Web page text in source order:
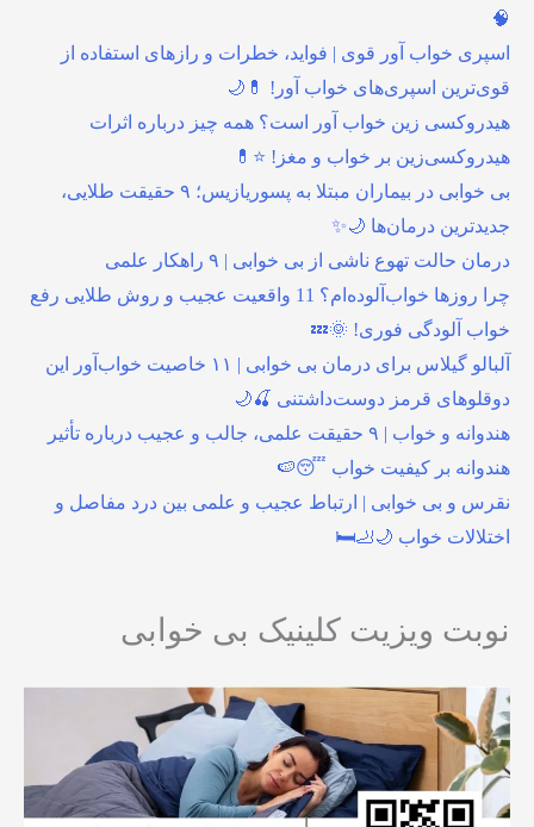
🧠
اسپری خواب آور قوی | فواید، خطرات و رازهای استفاده از
قوی‌ترین اسپری‌های خواب آور! 💊🌙
هیدروکسی زین خواب آور است؟ همه چیز درباره اثرات
هیدروکسی‌زین بر خواب و مغز! ⭐💊
بی خوابی در بیماران مبتلا به پسوریازیس؛ ۹ حقیقت طلایی،
جدیدترین درمان‌ها 🌙✨
درمان حالت تهوع ناشی از بی خوابی | ۹ راهکار علمی
چرا روزها خواب‌آلوده‌ام؟ 11 واقعیت عجیب و روش طلایی رفع
خواب آلودگی فوری! 🌞💤
آلبالو گیلاس برای درمان بی خوابی | ۱۱ خاصیت خواب‌آور این
دوقلوهای قرمز دوست‌داشتنی 🍒🌙
هندوانه و خواب | ۹ حقیقت علمی، جالب و عجیب درباره تأثیر
هندوانه بر کیفیت خواب 😴🍉
نقرس و بی خوابی | ارتباط عجیب و علمی بین درد مفاصل و
اختلالات خواب 🌙🦶🛏️
نوبت ویزیت کلینیک بی خوابی